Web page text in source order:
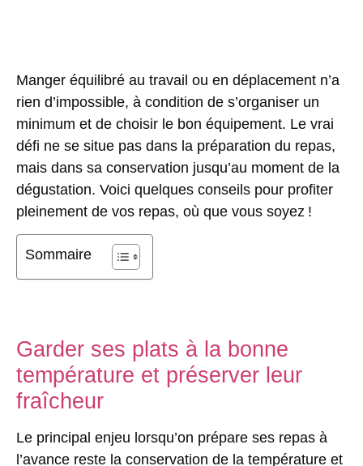
Manger équilibré au travail ou en déplacement n’a
rien d’impossible, à condition de s’organiser un
minimum et de choisir le bon équipement. Le vrai
défi ne se situe pas dans la préparation du repas,
mais dans sa conservation jusqu’au moment de la
dégustation. Voici quelques conseils pour profiter
pleinement de vos repas, où que vous soyez !
Sommaire
Garder ses plats à la bonne
température et préserver leur
fraîcheur
Le principal enjeu lorsqu’on prépare ses repas à
l’avance reste la conservation de la température et